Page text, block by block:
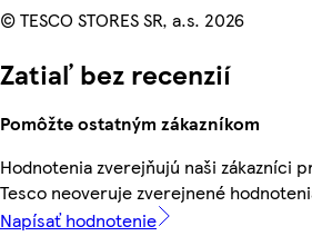
© TESCO STORES SR, a.s. 2026
Zatiaľ bez recenzií
Pomôžte ostatným zákazníkom
Hodnotenia zverejňujú naši zákazníci
Tesco neoveruje zverejnené
Napísať hodnotenie